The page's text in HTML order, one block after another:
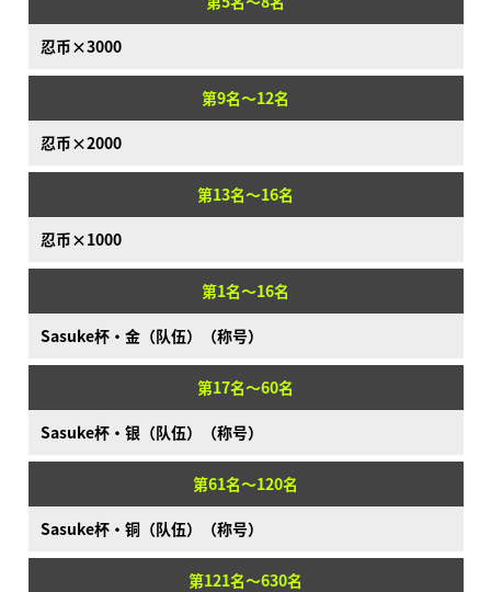
忍币×3000
第9名～12名
忍币×2000
第13名～16名
忍币×1000
第1名～16名
Sasuke杯·金（队伍）（称号）
第17名～60名
Sasuke杯·银（队伍）（称号）
第61名～120名
Sasuke杯·铜（队伍）（称号）
第121名～630名